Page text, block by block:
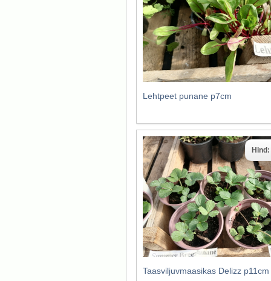
Lehtpeet punane p7cm
Taasviljuvmaasikas Delizz p11cm
Hind: